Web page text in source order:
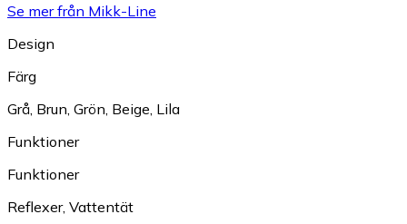
Se mer från Mikk-Line
Design
Färg
Grå Brun Grön Beige Lila
Funktioner
Funktioner
Reflexer, Vattentät